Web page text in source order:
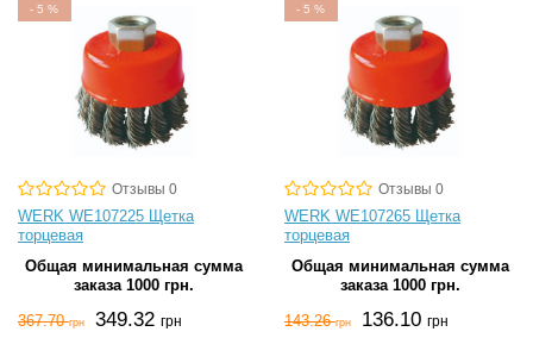
-5%
Отзывы 0
WERK WE107225 Щетка
торцевая
Общая минимальная сумма
заказа 1000 грн.
367.70грн 349.32 грн
-5%
Отзывы 0
WERK WE107265 Щетка
торцевая
Общая минимальная сумма
заказа 1000 грн.
143.26грн 136.10 грн